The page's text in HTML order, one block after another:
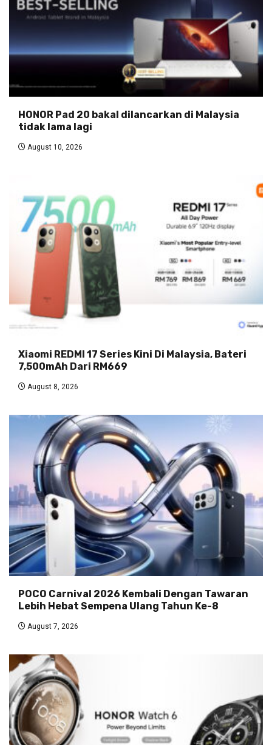
HONOR Pad 20 bakal dilancarkan di Malaysia
tidak lama lagi
August 10, 2026
Xiaomi REDMI 17 Series Kini Di Malaysia, Bateri
7,500mAh Dari RM669
August 8, 2026
POCO Carnival 2026 Kembali Dengan Tawaran
Lebih Hebat Sempena Ulang Tahun Ke-8
August 7, 2026